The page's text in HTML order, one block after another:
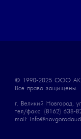
© 1990-2025 ООО
Все права защищены.
г. Великий Новгород,
тел/факс: (8162) 638-
mail: